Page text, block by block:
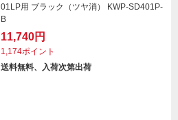
01LP用 ブラック（ツヤ消） KWP-SD401P-
B
11,740円
1,174ポイント
送料無料、入荷次第出荷